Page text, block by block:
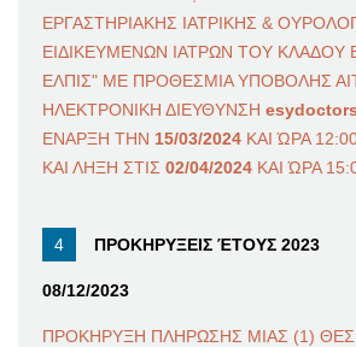
ΕΡΓΑΣΤΗΡΙΑΚΗΣ ΙΑΤΡΙΚΗΣ &
ΕΙΔΙΚΕΥΜΕΝΩΝ ΙΑΤΡΩΝ ΤΟΥ ΚΛΑΔΟΥ
ΕΛΠΙΣ" ΜΕ ΠΡΟΘΕΣΜΙΑ ΥΠΟΒΟΛΗΣ
ΗΛΕΚΤΡΟΝΙΚΗ ΔΙΕΥΘΥΝΣΗ
ΕΝΑΡΞΗ ΤΗΝ 15/03/2024 ΚΑΙ ΏΡΑ
ΚΑΙ ΛΗΞΗ ΣΤΙΣ 02/04/2024 ΚΑΙ ΏΡΑ
ΠΡΟΚΗΡΥΞΕΙΣ ΈΤΟΥΣ 2023
08/12/2023
ΠΡΟΚΗΡΥΞΗ ΠΛΗΡΩΣΗΣ ΜΙΑΣ (1)